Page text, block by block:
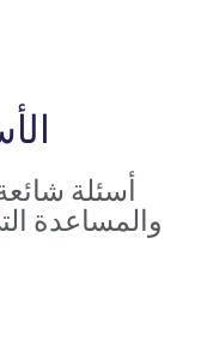
أسئلة
والمساعدة